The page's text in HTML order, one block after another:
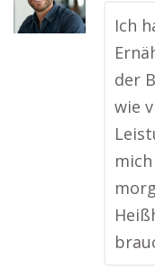
Ich
der
wie